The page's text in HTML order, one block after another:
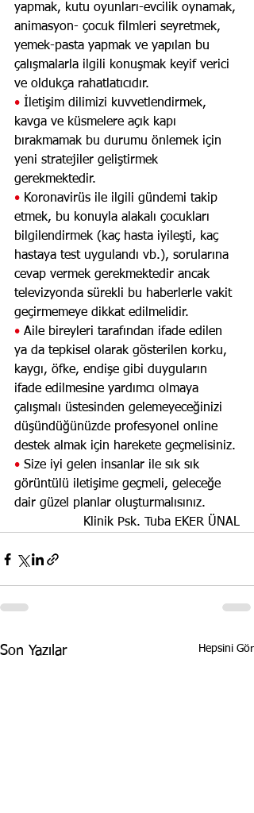
yapmak, kutu oyunları-evcilik oynamak,
animasyon- çocuk filmleri seyretmek,
yemek-pasta yapmak ve yapılan bu
çalışmalarla ilgili konuşmak keyif verici
ve oldukça rahatlatıcıdır.
• İletişim dilimizi kuvvetlendirmek,
kavga ve küsmelere açık kapı
bırakmamak bu durumu önlemek için
yeni stratejiler geliştirmek
gerekmektedir.
• Koronavirüs ile ilgili gündemi takip
etmek, bu konuyla alakalı çocukları
bilgilendirmek (kaç hasta iyileşti, kaç
hastaya test uygulandı vb.), sorularına
cevap vermek gerekmektedir ancak
televizyonda sürekli bu haberlerle vakit
geçirmemeye dikkat edilmelidir.
• Aile bireyleri tarafından ifade edilen
ya da tepkisel olarak gösterilen korku,
kaygı, öfke, endişe gibi duyguların
ifade edilmesine yardımcı olmaya
çalışmalı üstesinden gelemeyeceğinizi
düşündüğünüzde profesyonel online
destek almak için harekete geçmelisiniz.
• Size iyi gelen insanlar ile sık sık
görüntülü iletişime geçmeli, geleceğe
dair güzel planlar oluşturmalısınız.
Klinik Psk. Tuba EKER ÜNAL
Son Yazılar Hepsini Gör